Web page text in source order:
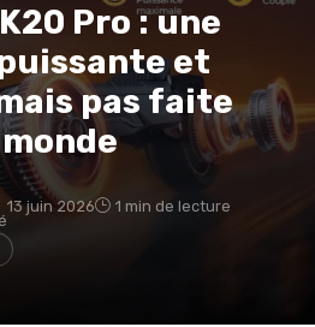
Pro : une
et
pas faite
13 juin 2026 1 min de lecture